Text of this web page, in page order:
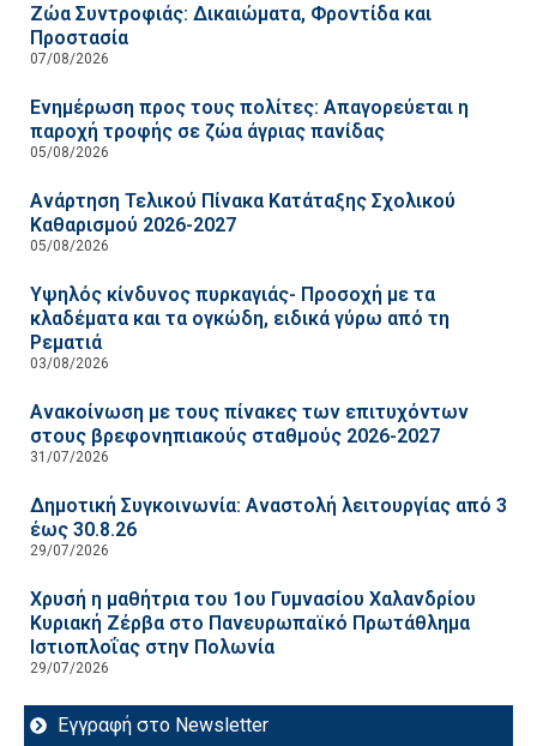
Ζώα Συντροφιάς: Δικαιώματα, Φροντίδα και
Προστασία
07/08/2026
Ενημέρωση προς τους πολίτες: Απαγορεύεται η
παροχή τροφής σε ζώα άγριας πανίδας
05/08/2026
Ανάρτηση Τελικού Πίνακα Κατάταξης Σχολικού
Καθαρισμού 2026-2027
05/08/2026
Υψηλός κίνδυνος πυρκαγιάς- Προσοχή με τα
κλαδέματα και τα ογκώδη, ειδικά γύρω από τη
Ρεματιά
03/08/2026
Ανακοίνωση με τους πίνακες των επιτυχόντων
στους βρεφονηπιακούς σταθμούς 2026-2027
31/07/2026
Δημοτική Συγκοινωνία: Αναστολή λειτουργίας από 3
έως 30.8.26
29/07/2026
Χρυσή η μαθήτρια του 1ου Γυμνασίου Χαλανδρίου
Κυριακή Ζέρβα στο Πανευρωπαϊκό Πρωτάθλημα
Ιστιοπλοΐας στην Πολωνία
29/07/2026
Εγγραφή στο Newsletter